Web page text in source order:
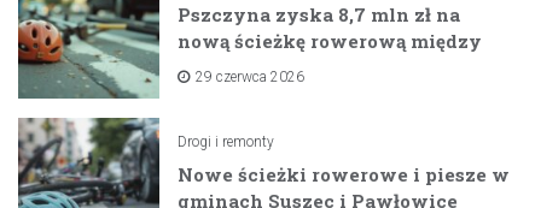
Pszczyna zyska 8,7 mln zł na
nową ścieżkę rowerową między
zaporami
29 czerwca 2026
Drogi i remonty
Nowe ścieżki rowerowe i piesze w
gminach Suszec i Pawłowice